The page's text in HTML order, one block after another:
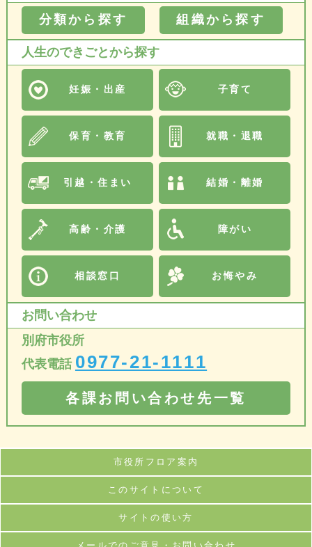
分類から探す 組織から探す
人生のできごとから探す
妊娠・出産 子育て
保育・教育 就職・退職
引越・住まい 結婚・離婚
高齢・介護 障がい
相談窓口 お悔やみ
お問い合わせ
別府市役所
代表電話 0977-21-1111
各課お問い合わせ先一覧
市役所フロア案内
このサイトについて
サイトの使い方